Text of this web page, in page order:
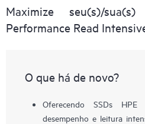
Maximize seu(s)/
Performance Read
O que há de novo?
Oferecendo SSDs
desempenho e leitura